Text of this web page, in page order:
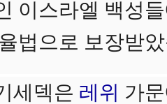
이스라엘 백성
법으로 보장받
세덱은 레위 가